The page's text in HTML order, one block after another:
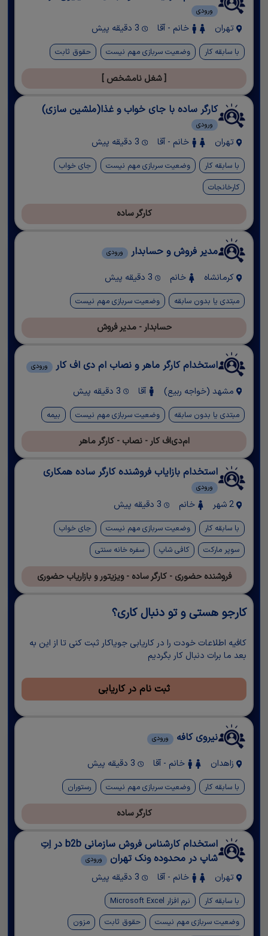
ورودی
تهران خانم - آقا 3 دقیقه پیش
با سابقه کار وضعیت سربازی مهم نیست حقوق ثابت
[ شغل نامشخص ]
کارگر ساده با جای خواب و غذا(ملشین سازی)
ورودی
تهران خانم - آقا 3 دقیقه پیش
با سابقه کار وضعیت سربازی مهم نیست
جای خواب
کارخانجات
کارگر ساده
مدیر فروش و حسابدار ورودی
کرمانشاه خانم
مبتدی یا بدون سابقه وضعیت سربازی مهم نیست
حسابدار - مدیر فروش
استخدام کارگر ماهر و نصاب ام دی اف کار ورودی
مشهد (خواجه ربیع) آقا
مبتدی یا بدون سابقه وضعیت سربازی مهم نیست بیمه
ام‌دی‌اف کار - نصاب - کارگر ماهر
استخدام بازایاب فروشنده کارگر ساده همکاری
ورودی
2 شهر خانم
با سابقه کار وضعیت سربازی مهم نیست
جای خواب
سوپر مارکت
کافی شاپ سفره خانه سنتی
فروشنده حضوری - کارگر ساده - ویزیتور و بازاریاب حضوری
کارجو هستی و تو دنبال کاری؟
کافیه اطلاعات خودت را در کاریابی جویاکار ثبت کنی تا از این به
بعد ما برات دنبال کار بگردیم
ثبت نام در کاریابی
نیروی کافه ورودی
زاهدان خانم - آقا 3 دقیقه پیش
با سابقه کار وضعیت سربازی مهم نیست رستوران
کارگر ساده
استخدام کارشناس فروش سازمانی b2b در اِتِ
شاپ در محدوده ونک تهران
ورودی
تهران خانم - آقا 3 دقیقه پیش
با سابقه کار
نرم افزار Microsoft Excel
وضعیت سربازی مهم نیست
حقوق ثابت
مزون